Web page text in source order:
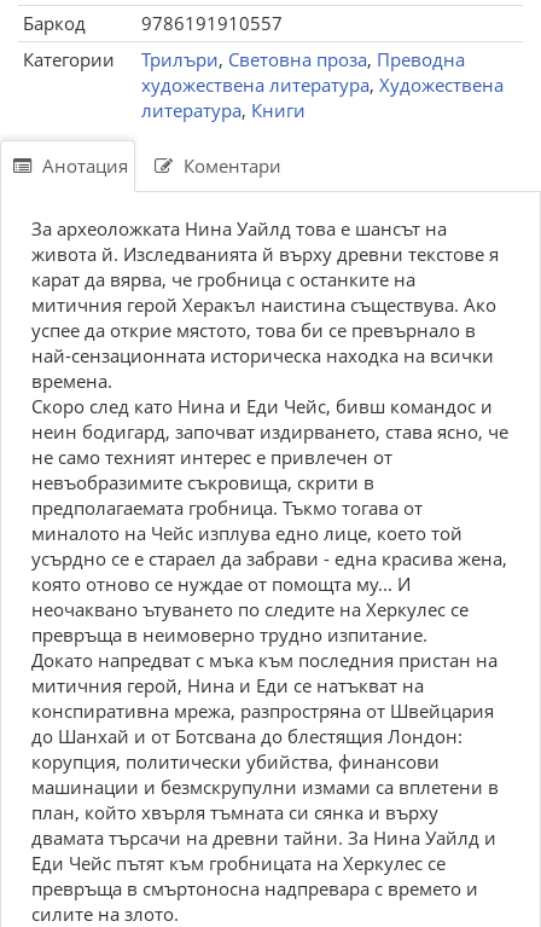
Баркод
9786191910557
Категории
Трилъри, Световна проза, Преводна
художествена литература, Художествена
литература, Книги
Анотация Коментари
За археоложката Нина Уайлд това е шансът на
живота й. Изследванията й върху древни текстове я
карат да вярва, че гробница с останките на
митичния герой Херакъл наистина съществува. Ако
успее да открие мястото, това би се превърнало в
най-сензационната историческа находка на всички
времена.
Скоро след като Нина и Еди Чейс, бивш командос и
неин бодигард, започват издирването, става ясно, че
не само техният интерес е привлечен от
невъобразимите съкровища, скрити в
предполагаемата гробница. Тъкмо тогава от
миналото на Чейс изплува едно лице, което той
усърдно се е стараел да забрави - една красива жена,
която отново се нуждае от помощта му... И
неочаквано ътуването по следите на Херкулес се
превръща в неимоверно трудно изпитание.
Докато напредват с мъка към последния пристан на
митичния герой, Нина и Еди се натъкват на
конспиративна мрежа, разпростряна от Швейцария
до Шанхай и от Ботсвана до блестящия Лондон:
корупция, политически убийства, финансови
машинации и безмскрупулни измами са вплетени в
план, който хвърля тъмната си сянка и върху
двамата търсачи на древни тайни. За Нина Уайлд и
Еди Чейс пътят към гробницата на Херкулес се
превръща в смъртоносна надпревара с времето и
силите на злото.